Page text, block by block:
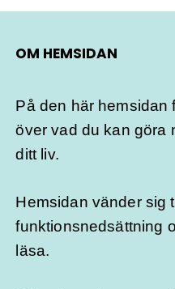
OM HEMSIDAN
På den här hemsidan
över vad du kan göra
ditt liv.
Hemsidan vänder sig
funktionsnedsättning
läsa.